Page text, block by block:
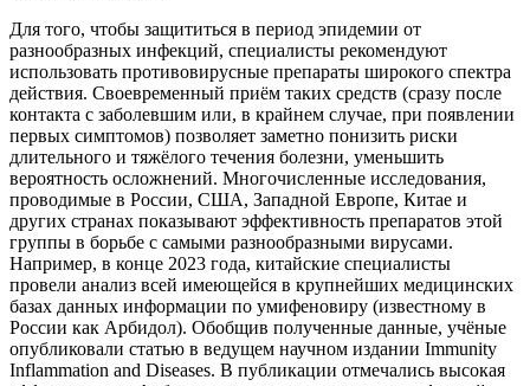
Для того, чтобы защититься в период эпидемии от
разнообразных инфекций, специалисты рекомендуют
использовать противовирусные препараты широкого спектра
действия. Своевременный приём таких средств (сразу после
контакта с заболевшим или, в крайнем случае, при появлении
первых симптомов) позволяет заметно понизить риски
длительного и тяжёлого течения болезни, уменьшить
вероятность осложнений. Многочисленные исследования,
проводимые в России, США, Западной Европе, Китае и
других странах показывают эффективность препаратов этой
группы в борьбе с самыми разнообразными вирусами.
Например, в конце 2023 года, китайские специалисты
провели анализ всей имеющейся в крупнейших медицинских
базах данных информации по умифеновиру (известному в
России как Арбидол). Обобщив полученные данные, учёные
опубликовали статью в ведущем научном издании Immunity
Inflammation and Diseases. В публикации отмечались высокая